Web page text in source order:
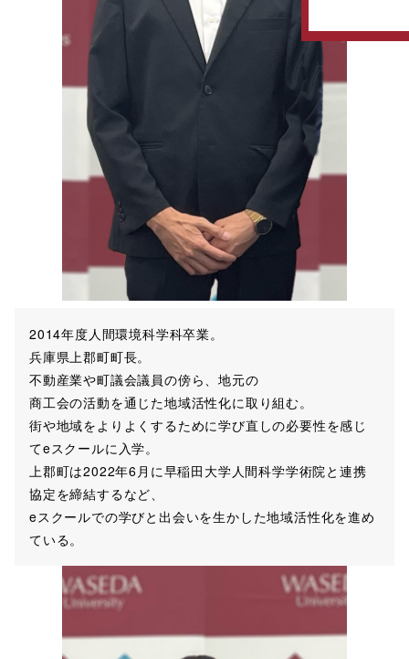
2014年度人間環境科学科卒業。
兵庫県上郡町町長。
不動産業や町議会議員の傍ら、地元の
商工会の活動を通じた地域活性化に取り組む。
街や地域をよりよくするために学び直しの必要性を感じ
てeスクールに入学。
上郡町は2022年6月に早稲田大学人間科学学術院と連携
協定を締結するなど、
eスクールでの学びと出会いを生かした地域活性化を進め
ている。